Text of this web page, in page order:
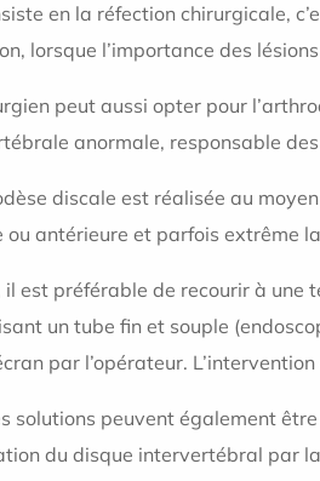
en la réfection chirurgicale,
lorsque l’importance des
peut aussi opter pour
anormale, responsable
discale est réalisée au
ou antérieure et parfois extrême
il est préférable de recourir à une
un tube fin et souple
par l’opérateur.
solutions peuvent également
du disque intervertébral par